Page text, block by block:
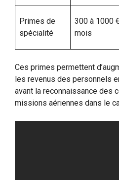
Primes de
spécialité
300 à 1000
mois
Ces primes permettent
les revenus des personnels
avant la reconnaissance des
missions aériennes dans le